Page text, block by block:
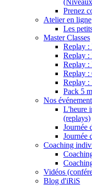
Prenez
Atelier en ligne
Les
Master Classes
Replay :
Replay :
Replay :
Replay :
Replay :
Pack 5
Nos
L'heure
(replays)
Journée
Journée
Coaching
Vidéos
Blog d'iRiS